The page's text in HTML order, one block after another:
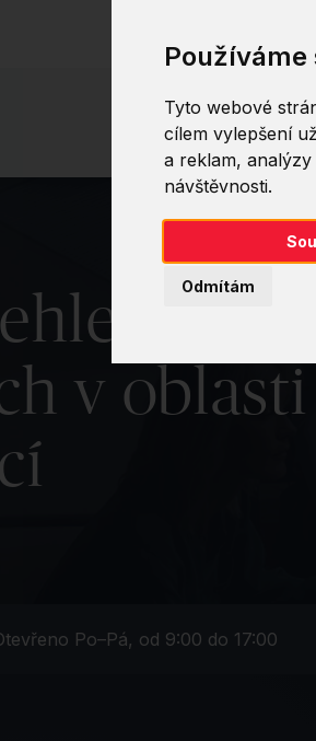
Používáme
Tyto webové
cílem vylepšení
a reklam,
návštěvnosti.
Odmítám
o
v oblasti
Po–Pá, od 9:00 do 17:00